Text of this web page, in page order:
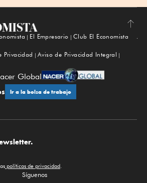
Subir
El Empresario
Club El Economista
Privacidad
Aviso de Privacidad Integral
Global
Ir a la bolsa de trabajo
políticas de privacidad.
Síguenos